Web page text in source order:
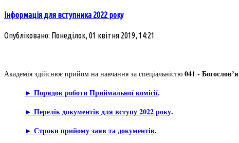
Інформація для вступника 2022 року
Опубліковано: Понеділок, 01 квітня 2019, 14:21
Академія здійснює прийом на навчання за спеціальністю 041 - Богослов’я
► Порядок роботи Приймальної комісії.
► Перелік документів для вступу 2022 року.
► Строки прийому заяв та документів.